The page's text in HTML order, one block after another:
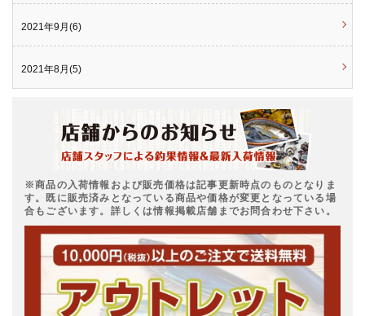
2021年9月(6)
2021年8月(5)
※商品の入荷情報および販売価格は記事更新時点のものとなりま
す。既に販売済みとなっている商品や価格が変更となっている場
合もございます。詳しくは情報掲載店舗までお問合わせ下さい。